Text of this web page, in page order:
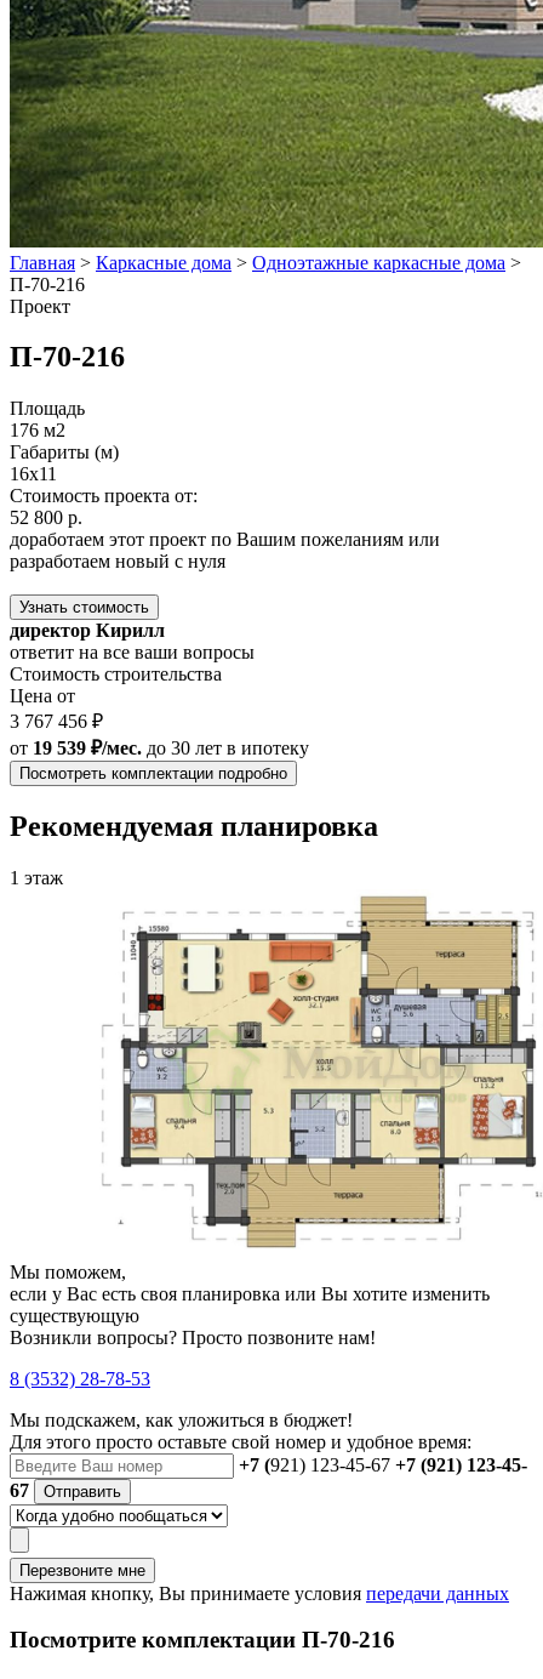
Главная > Каркасные дома > Одноэтажные каркасные дома >
П-70-216
Проект
П-70-216
Площадь
176 м2
Габариты (м)
16x11
Стоимость проекта от:
52 800 р.
доработаем этот проект по Вашим пожеланиям или
разработаем новый с нуля
Узнать стоимость
директор Кирилл
ответит на все ваши вопросы
Стоимость строительства
Цена от
3 767 456 ₽
от 19 539 ₽/мес. до 30 лет в ипотеку
Посмотреть комплектации подробно
Рекомендуемая планировка
1 этаж
Мы поможем,
если у Вас есть своя планировка или Вы хотите изменить
существующую
Возникли вопросы? Просто позвоните нам!
8 (3532) 28-78-53
Мы подскажем, как уложиться в бюджет!
Для этого просто оставьте свой номер и удобное время:
+7 (921) 123-45-67 +7 (921) 123-45-
67
Отправить
Перезвоните мне
Нажимая кнопку, Вы принимаете условия передачи данных
Посмотрите комплектации П-70-216